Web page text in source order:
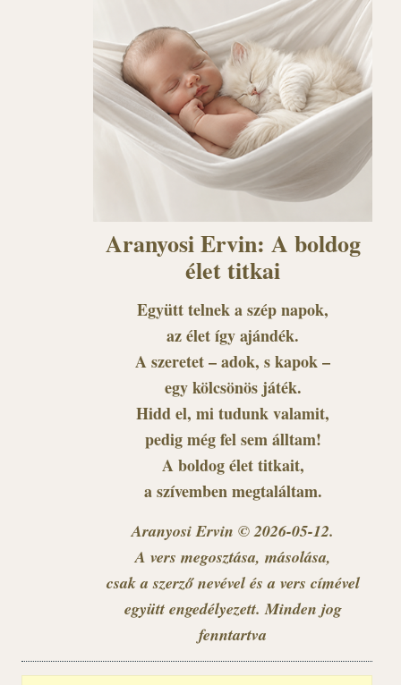
Aranyosi Ervin: A boldog
élet titkai
Együtt telnek a szép napok,
az élet így ajándék.
A szeretet – adok, s kapok –
egy kölcsönös játék.
Hidd el, mi tudunk valamit,
pedig még fel sem álltam!
A boldog élet titkait,
a szívemben megtaláltam.
Aranyosi Ervin © 2026-05-12.
A vers megosztása, másolása,
csak a szerző nevével és a vers címével
együtt engedélyezett. Minden jog
fenntartva